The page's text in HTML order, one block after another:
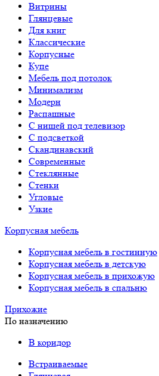
Витрины
Глянцевые
Для книг
Классические
Корпусные
Купе
Мебель под потолок
Минимализм
Модерн
Распашные
С нишей под телевизор
С подсветкой
Скандинавский
Современные
Стеклянные
Стенки
Угловые
Узкие
Корпусная мебель
Корпусная мебель в гостинную
Корпусная мебель в детскую
Корпусная мебель в прихожую
Корпусная мебель в спальню
Прихожие
По назначению
В коридор
Встраиваемые